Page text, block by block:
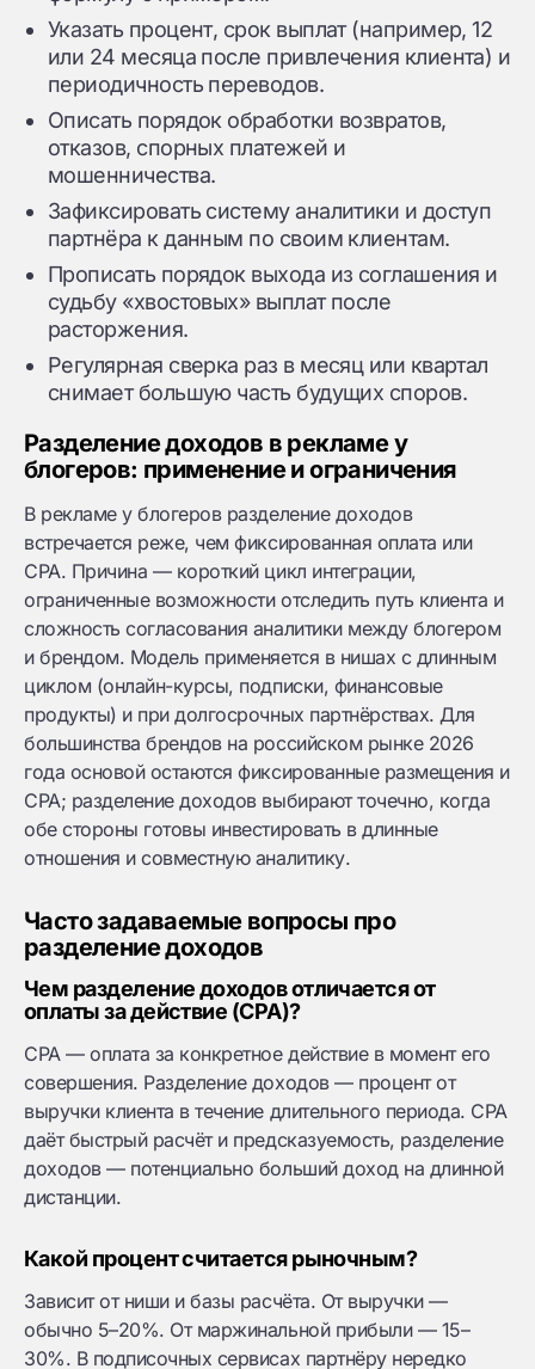
Указать процент, срок выплат (например, 12
или 24 месяца после привлечения клиента) и
периодичность переводов.
Описать порядок обработки возвратов,
отказов, спорных платежей и
мошенничества.
Зафиксировать систему аналитики и доступ
партнёра к данным по своим клиентам.
Прописать порядок выхода из соглашения и
судьбу «хвостовых» выплат после
расторжения.
Регулярная сверка раз в месяц или квартал
снимает большую часть будущих споров.
Разделение доходов в рекламе у
блогеров: применение и ограничения
В рекламе у блогеров разделение доходов
встречается реже, чем фиксированная оплата или
CPA. Причина — короткий цикл интеграции,
ограниченные возможности отследить путь клиента и
сложность согласования аналитики между блогером
и брендом. Модель применяется в нишах с длинным
циклом (онлайн-курсы, подписки, финансовые
продукты) и при долгосрочных партнёрствах. Для
большинства брендов на российском рынке 2026
года основой остаются фиксированные размещения и
CPA; разделение доходов выбирают точечно, когда
обе стороны готовы инвестировать в длинные
отношения и совместную аналитику.
Часто задаваемые вопросы про
разделение доходов
Чем разделение доходов отличается от
оплаты за действие (CPA)?
CPA — оплата за конкретное действие в момент его
совершения. Разделение доходов — процент от
выручки клиента в течение длительного периода. CPA
даёт быстрый расчёт и предсказуемость, разделение
доходов — потенциально больший доход на длинной
дистанции.
Какой процент считается рыночным?
Зависит от ниши и базы расчёта. От выручки —
обычно 5–20%. От маржинальной прибыли — 15–
30%. В подписочных сервисах партнёру нередко